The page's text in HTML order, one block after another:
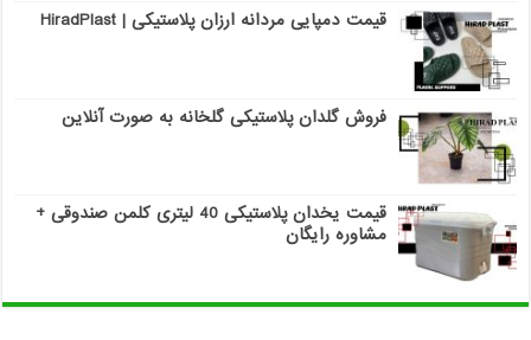
قیمت دمپایی مردانه ارزان پلاستیکی | HiradPlast
فروش گلدان پلاستیکی گلخانه به صورت آنلاین
قیمت یخدان پلاستیکی 40 لیتری کلمن صندوقی +
مشاوره رایگان